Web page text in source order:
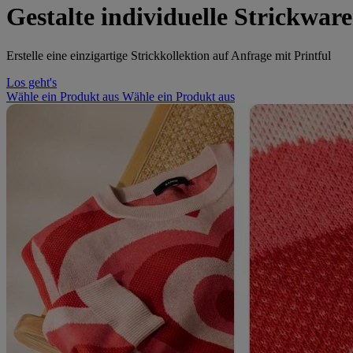
Gestalte individuelle
Erstelle eine einzigartige Strickkollektion auf Anfrage mit Printful
Los geht's
Wähle ein Produkt aus Wähle ein Produkt aus